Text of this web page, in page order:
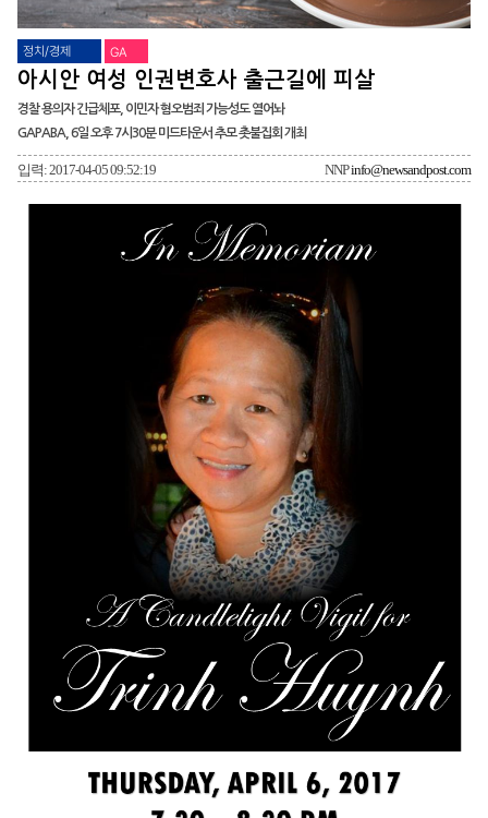
정치/경제 GA
아시안 여성 인권변호사 출근길에 피살
경찰 용의자 긴급체포, 이민자 혐오범죄 가능성도 열어놔
GAPABA, 6일 오후 7시30분 미드타운서 추모 촛불집회 개최
입력: 2017-04-05 09:52:19 NNPinfo@newsandpost.com